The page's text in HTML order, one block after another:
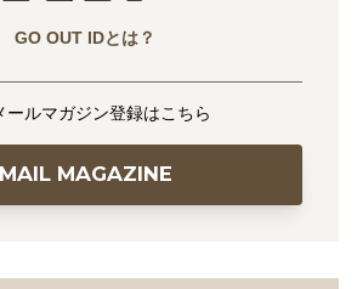
GO OUT IDとは？
ールマガジン登録はこちら
MAIL MAGAZINE